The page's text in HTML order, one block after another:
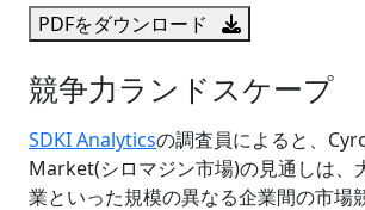
PDFをダウンロード
競争力ランドスケープ
SDKI Analyticsの調査員によると、
Market(シロマジン市場)の見通しは、
業といった規模の異なる企業間の市場